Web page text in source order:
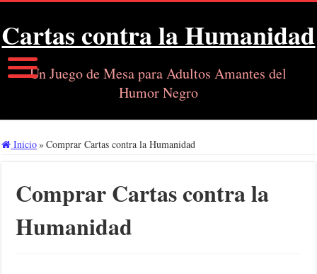
Cartas contra la Humanidad
Un Juego de Mesa para Adultos Amantes del
Humor Negro
Inicio» Comprar Cartas contra la Humanidad
Comprar Cartas contra la
Humanidad